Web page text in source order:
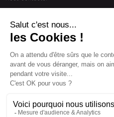
SUIVEZ-NOUS
Une boutique élaborée avec par